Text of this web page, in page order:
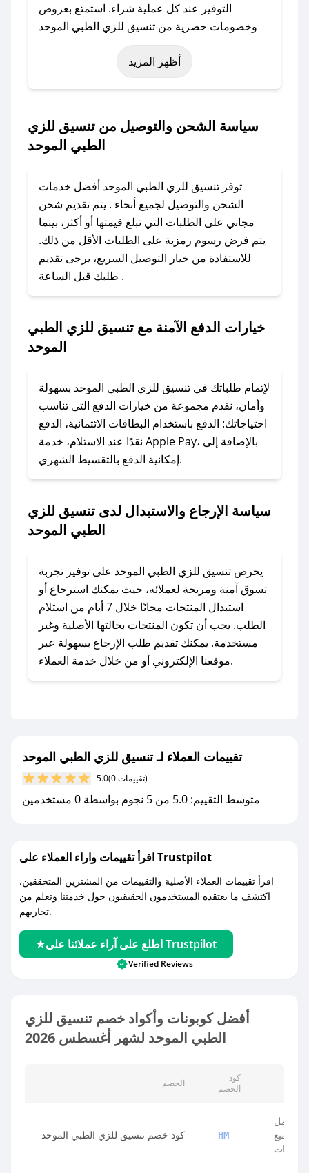
التوفير عند كل عملية شراء. استمتع بعروض
وخصومات حصرية من تنسيق للزي الطبي الموحد
طوال العام، سواءً في المناسبات مثل عيد الفطر،
عيد الأضحى، الجمعة البيضاء (شهر نوفمبر)، رمضان،
اليوم الوطني، يوم التأسيس، أو حتى عروض خاصة
### كيف تحصل على كود خصم من تنسيق للزي
الطبي الموحد؟
كود خصم تنسيق للزي الطبي الموحد. وفي حال عدم
توفر الكوبون، تواصل معنا عبر تويتر أو البريد
الإلكتروني لإضافته بسرعة.
### كيفية استخدام كود خصم تنسيق للزي الطبي
الموحد؟
1. انسخ كود الخصم من تطبيق صحصح.
للزي الطبي الموحد.
لا تقلق! يمكنك التواصل مع فريق دعم صحصح عبر
الرسائل الخاصة على تويتر أو البريد الإلكتروني،
وسنقوم بحل المشكلة في أسرع وقت ممكن.
### ماذا أفعل إذا لم أجد كود خصم لمتجري
مراسلتنا مباشرة وسنعمل على توفير الكوبونات في
أسرع وقت ممكن.
تنسيق للزي الطبي الموحد؟
للحصول على كوبونات وخصومات حصرية، قم بما
يلي:
- اضغط على أيقونة متابعة لمتجر تنسيق للزي الطبي
الموحد في تطبيق صحصح.
مع صحصح، تسوق بذكاء ووفّر على كل مشترياتك مع
كوبونات خصم حصرية من تنسيق للزي الطبي
الموحد!
أظهر المزيد
سياسة الشحن والتوصيل من تنسيق للزي
الطبي الموحد
توفر تنسيق للزي الطبي الموحد أفضل خدمات
الشحن والتوصيل لجميع أنحاء . يتم تقديم شحن
مجاني على الطلبات التي تبلغ قيمتها أو أكثر، بينما
يتم فرض رسوم رمزية على الطلبات الأقل من ذلك.
للاستفادة من خيار التوصيل السريع، يرجى تقديم
طلبك قبل الساعة .
خيارات الدفع الآمنة مع تنسيق للزي الطبي
الموحد
لإتمام طلباتك في تنسيق للزي الطبي الموحد بسهولة
وأمان، نقدم مجموعة من خيارات الدفع التي تناسب
احتياجاتك: الدفع باستخدام البطاقات الائتمانية، الدفع
نقدًا عند الاستلام، خدمة Apple Pay، بالإضافة إلى
إمكانية الدفع بالتقسيط الشهري.
سياسة الإرجاع والاستبدال لدى تنسيق للزي
الطبي الموحد
يحرص تنسيق للزي الطبي الموحد على توفير تجربة
تسوق آمنة ومريحة لعملائه، حيث يمكنك استرجاع أو
استبدال المنتجات مجانًا خلال 7 أيام من استلام
الطلب. يجب أن تكون المنتجات بحالتها الأصلية وغير
مستخدمة. يمكنك تقديم طلب الإرجاع بسهولة عبر
موقعنا الإلكتروني أو من خلال خدمة العملاء.
تقييمات العملاء لـ تنسيق للزي الطبي الموحد
5.0 (0 تقييمات)
متوسط التقييم: 5.0 من 5 نجوم بواسطة 0 مستخدمين
اقرأ تقييمات واراء العملاء على Trustpilot
اقرأ تقييمات العملاء الأصلية والتقييمات من المشترين المتحققين.
اكتشف ما يعتقده المستخدمون الحقيقيون حول خدمتنا وتعلم من
تجاربهم.
اطلع على آراء عملائنا على Trustpilot
Verified Reviews
أفضل كوبونات وأكواد خصم تنسيق للزي
الطبي الموحد لشهر أغسطس 2026
الخصم
كود
الخصم
كود خصم تنسيق للزي الطبي الموحد HM
يشمل
جميع
المنتجات